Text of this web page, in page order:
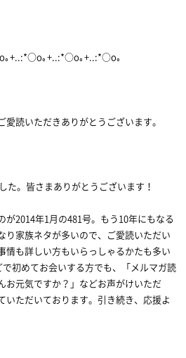
+..:*○o｡+..:*○o｡+..:*○o｡
愛読いただきありがとうございます。
た。皆さまありがとうございます！
が2014年1月の481号。もう10年にもなる
り家族ネタが多いので、ご愛読いただい
情も詳しい方もいらっしゃるかたも多い
初めてお会いする方でも、「メルマガ読
お元気ですか？」などお声がけいただ
いただいております。引き続き、応援よ